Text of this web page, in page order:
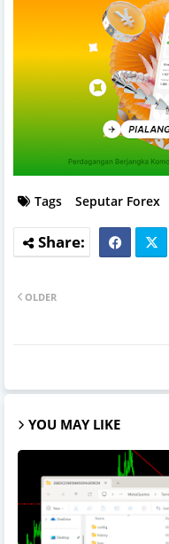
Tags Seputar Forex
OLDER
YOU MAY LIKE